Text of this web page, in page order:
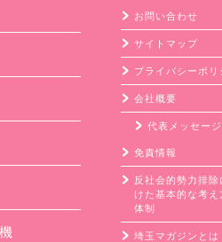
お問い合わせ
サイトマップ
プライバシーポリ
会社概要
代表メッセージ
免責情報
反社会的勢力排除
けた基本的な考え
体制
埼玉マガジンとは